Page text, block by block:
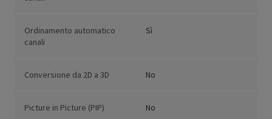
Ordinamento automatico
canali
Sì
Conversione da 2D a 3D No
Picture in Picture (PIP) No